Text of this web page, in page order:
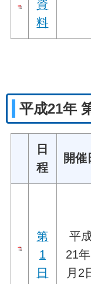
資
料
平成21年
日
程
開催
第
1
日
平
21
月2